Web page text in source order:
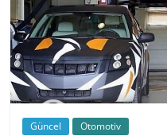
Güncel Otomotiv